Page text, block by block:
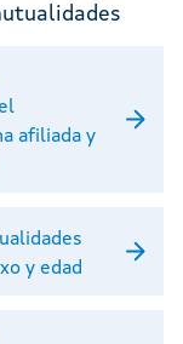
afiliada y
y edad